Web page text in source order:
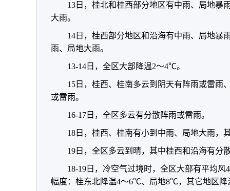
13日，桂北和桂西部分地区有中雨、局地暴
大雨。
14日，桂西部分地区和沿海有中雨、局地暴
雨、局地大雨。
13-14日，全区大部降温2～4℃。
15日，桂西、桂南多云到阴天有阵雨或雷雨
或雷雨。
16-17日，全区多云有分散阵雨或雷雨。
18日，桂西、桂南有小到中雨、局地大雨，
19日，全区多云到晴，其中桂西和沿海有分
18-19日，冷空气过境时，全区大部有平均
幅度：桂东北降温4～6℃、局地8℃，其它地区